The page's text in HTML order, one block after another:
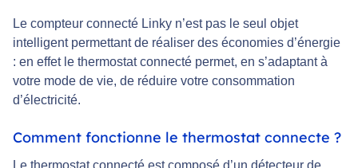
Le compteur connecté Linky n’est pas le seul objet
intelligent permettant de réaliser des économies d’énergie
: en effet le thermostat connecté permet, en s’adaptant à
votre mode de vie, de réduire votre consommation
d’électricité.
Comment fonctionne le thermostat connecte ?
Le thermostat connecté est composé d’un détecteur de